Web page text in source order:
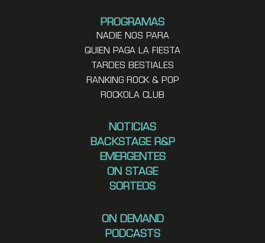
PROGRAMAS
NADIE NOS PARA
QUIEN PAGA LA FIESTA
TARDES BESTIALES
RANKING ROCK & POP
ROCKOLA CLUB
NOTICIAS
BACKSTAGE R&P
EMERGENTES
ON STAGE
SORTEOS
ON DEMAND
PODCASTS